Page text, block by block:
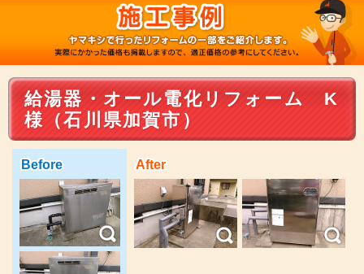
給湯器・オール電化リフォーム K
様（石川県加賀市）
Before After